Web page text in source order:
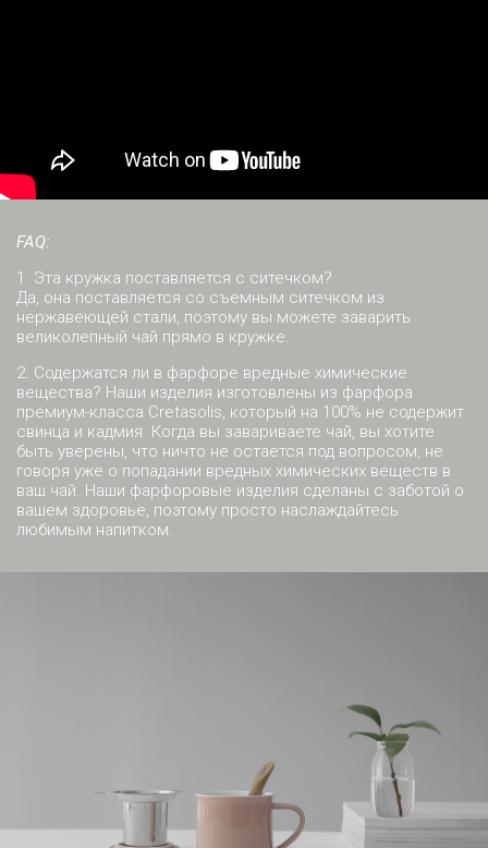
FAQ:
1. Эта кружка поставляется с ситечком?
Да, она поставляется со съемным ситечком из
нержавеющей стали, поэтому вы можете заварить
великолепный чай прямо в кружке.
2. Содержатся ли в фарфоре вредные химические
вещества? Наши изделия изготовлены из фарфора
премиум-класса Cretasolis, который на 100% не содержит
свинца и кадмия. Когда вы завариваете чай, вы хотите
быть уверены, что ничто не остается под вопросом, не
говоря уже о попадании вредных химических веществ в
ваш чай. Наши фарфоровые изделия сделаны с заботой о
вашем здоровье, поэтому просто наслаждайтесь
любимым напитком.